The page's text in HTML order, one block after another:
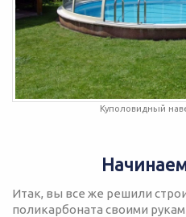
Куполовидный
Итак, вы все же решили
поликарбоната своими